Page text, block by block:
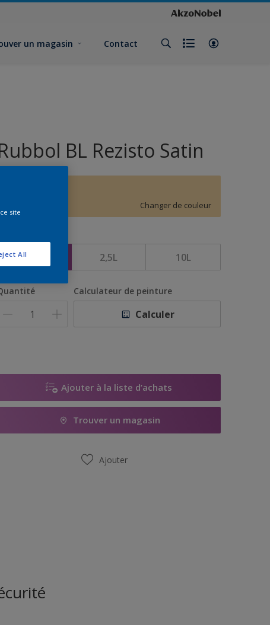
un magasin Contact
BL Rezisto Satin
Changer de couleur
2,5L 10L
Calculateur de peinture
Calculer
Ajouter à la liste d’achats
Trouver un magasin
Ajouter
site
All